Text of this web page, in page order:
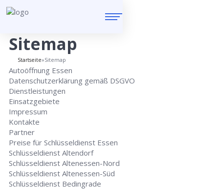
Sitemap
Startseite»Sitemap
Autoöffnung Essen
Datenschutzerklärung gemäß DSGVO
Dienstleistungen
Einsatzgebiete
Impressum
Kontakte
Partner
Preise für Schlüsseldienst Essen
Schlüsseldienst Altendorf
Schlüsseldienst Altenessen-Nord
Schlüsseldienst Altenessen-Süd
Schlüsseldienst Bedingrade